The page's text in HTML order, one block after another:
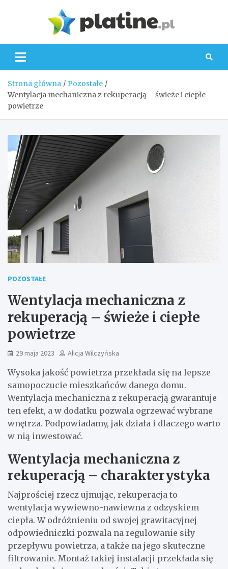
Strona główna
Pozostałe
Wentylacja mechaniczna z rekuperacją – świeże i ciepłe
powietrze
POZOSTAŁE
Wentylacja mechaniczna z
rekuperacją – świeże i ciepłe
powietrze
29 maja 2023 Alicja Wilczyńska
Wysoka jakość powietrza przekłada się na lepsze
samopoczucie mieszkańców danego domu.
Wentylacja mechaniczna z rekuperacją gwarantuje
ten efekt, a w dodatku pozwala ogrzewać wybrane
wnętrza. Podpowiadamy, jak działa i dlaczego warto
w nią inwestować.
Wentylacja mechaniczna z
rekuperacją – charakterystyka
Najprościej rzecz ujmując, rekuperacja to
wentylacja wywiewno-nawiewna z odzyskiem
ciepła. W odróżnieniu od swojej grawitacyjnej
odpowiedniczki pozwala na regulowanie siły
przepływu powietrza, a także na jego skuteczne
filtrowanie. Montaż takiej instalacji przekłada się